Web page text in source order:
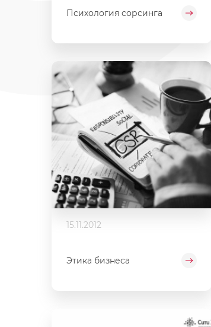
Психология сорсинга
15.11.2012
Этика бизнеса